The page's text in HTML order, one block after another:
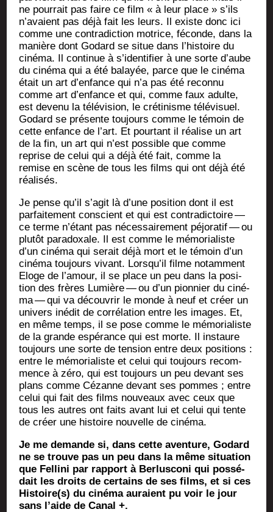
ne pour­rait pas faire ce film « à leur place » s’ils
n’a­vaient pas déjà fait les leurs. Il existe donc ici
comme une contra­dic­tion motrice, féconde, dans la
manière dont Godard se situe dans l’his­toire du
ciné­ma. Il conti­nue à s’i­den­ti­fier à une sorte d’aube
du ciné­ma qui a été balayée, parce que le ciné­ma
était un art d’en­fance qui n’a pas été recon­nu
comme art d’en­fance et qui, comme faux adulte,
est deve­nu la télé­vi­sion, le cré­ti­nisme télé­vi­suel.
Godard se pré­sente tou­jours comme le témoin de
cette enfance de l’art. Et pour­tant il réa­lise un art
de la fin, un art qui n’est pos­sible que comme
reprise de celui qui a déjà été fait, comme la
remise en scène de tous les films qui ont déjà été
réalisés.
Je pense qu’il s’a­git là d’une posi­tion dont il est
par­fai­te­ment conscient et qui est contra­dic­toire —
ce terme n’é­tant pas néces­sai­re­ment péjo­ra­tif — ou
plu­tôt para­doxale. Il est comme le mémo­ria­liste
d’un ciné­ma qui serait déjà mort et le témoin d’un
ciné­ma tou­jours vivant. Lors­qu’il filme notam­ment
Eloge de l’a­mour, il se place un peu dans la posi­
tion des frères Lumière — ou d’un pion­nier du ciné­
ma — qui va décou­vrir le monde à neuf et créer un
uni­vers inédit de cor­ré­la­tion entre les images. Et,
en même temps, il se pose comme le mémo­ria­liste
de la grande espé­rance qui est morte. Il ins­taure
tou­jours une sorte de ten­sion entre deux posi­tions :
entre le mémo­ria­liste et celui qui tou­jours recom­
mence à zéro, qui est tou­jours un peu devant ses
plans comme Cézanne devant ses pommes ; entre
celui qui fait des films nou­veaux avec ceux que
tous les autres ont faits avant lui et celui qui tente
de créer une his­toire nou­velle de cinéma.
Je me demande si, dans cette aven­ture, Godard
ne se trouve pas un peu dans la même situa­tion
que Fel­li­ni par rap­port à Ber­lus­co­ni qui pos­sé­
dait les droits de cer­tains de ses films, et si ces
Histoire(s) du ciné­ma auraient pu voir le jour
sans l’aide de Canal +.